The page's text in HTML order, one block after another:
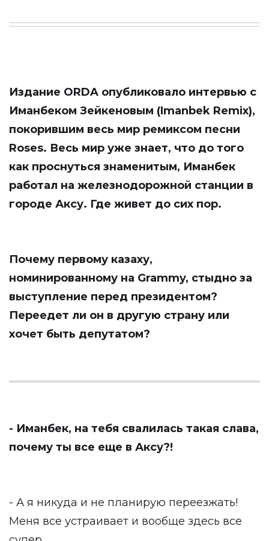
Издание ORDA опубликовало интервью с
Иманбеком Зейкеновым (Imanbek Remix),
покорившим весь мир ремиксом песни
Roses. Весь мир уже знает, что до того
как проснуться знаменитым, Иманбек
работал на железнодорожной станции в
городе Аксу. Где живет до сих пор.
Почему первому казаху,
номинированному на Grammy, стыдно за
выступление перед президентом?
Переедет ли он в другую страну или
хочет быть депутатом?
- Иманбек, на тебя свалилась такая слава,
почему ты все еще в Аксу?!
- А я никуда и не планирую переезжать!
Меня все устраивает и вообще здесь все